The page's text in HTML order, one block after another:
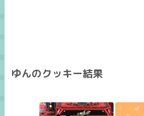
ゆんのクッキー結果